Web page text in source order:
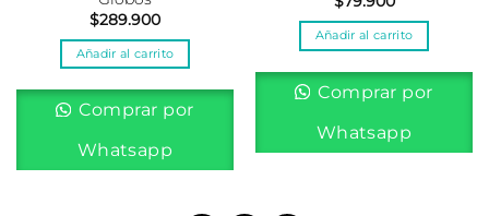
$289.900
Añadir al carrito
Comprar por
Whatsapp
Añadir al carrito
Comprar por
Whatsapp